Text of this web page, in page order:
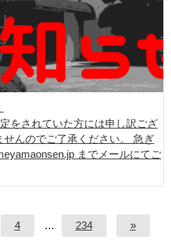
をされていた方には申し訳ござ
んのでご了承ください。 急ぎ
までメールにてご
4 … 234 »